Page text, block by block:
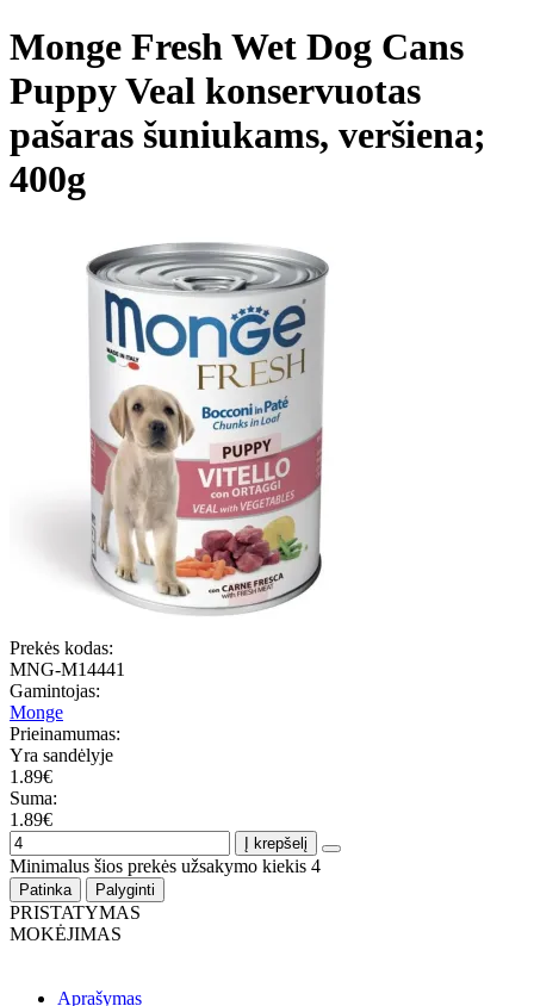
Monge Fresh Wet Dog Cans
Puppy Veal konservuotas
pašaras šuniukams, veršiena;
400g
Prekės kodas:
MNG-M14441
Gamintojas:
Monge
Prieinamumas:
Yra sandėlyje
1.89€
Suma:
1.89€
Į krepšelį
Minimalus šios prekės užsakymo kiekis 4
Patinka Palyginti
PRISTATYMAS
MOKĖJIMAS
Aprašymas